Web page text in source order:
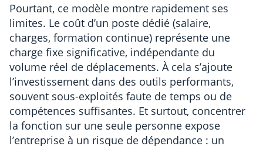
Pourtant, ce modèle montre rapidement ses
limites. Le coût d’un poste dédié (salaire,
charges, formation continue) représente une
charge fixe significative, indépendante du
volume réel de déplacements. À cela s’ajoute
l’investissement dans des outils performants,
souvent sous-exploités faute de temps ou de
compétences suffisantes. Et surtout, concentrer
la fonction sur une seule personne expose
l’entreprise à un risque de dépendance : un